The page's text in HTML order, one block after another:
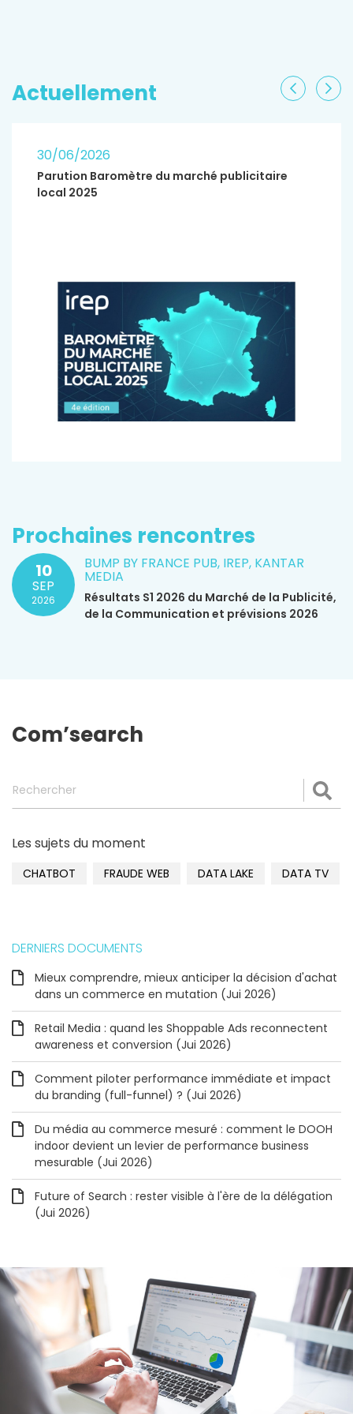
Actuellement
30/06/2026
Parution Baromètre du marché publicitaire
local 2025
Prochaines rencontres
10
SEP
2026
BUMP BY FRANCE PUB, IREP, KANTAR
MEDIA
Résultats S1 2026 du Marché de la Publicité,
de la Communication et prévisions 2026
Com’search
Les sujets du moment
CHATBOT FRAUDE WEB DATA LAKE DATA TV
DERNIERS DOCUMENTS
Mieux comprendre, mieux anticiper la décision d'achat
dans un commerce en mutation (Jui 2026)
Retail Media : quand les Shoppable Ads reconnectent
awareness et conversion (Jui 2026)
Comment piloter performance immédiate et impact
du branding (full-funnel) ? (Jui 2026)
Du média au commerce mesuré : comment le DOOH
indoor devient un levier de performance business
mesurable (Jui 2026)
Future of Search : rester visible à l'ère de la délégation
(Jui 2026)